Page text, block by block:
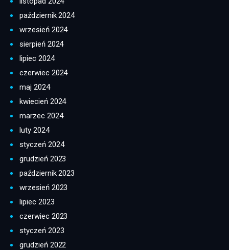
październik 2024
wrzesień 2024
sierpień 2024
lipiec 2024
czerwiec 2024
maj 2024
kwiecień 2024
marzec 2024
luty 2024
styczeń 2024
grudzień 2023
październik 2023
wrzesień 2023
lipiec 2023
czerwiec 2023
styczeń 2023
grudzień 2022